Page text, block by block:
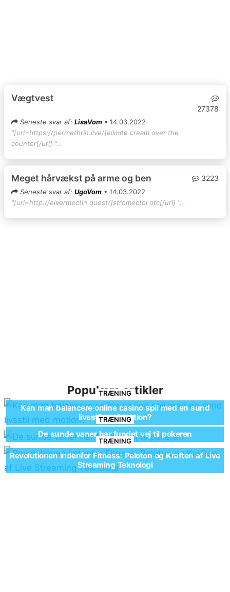
Vægtvest
27378
Seneste svar af: LisaVom • 14.03.2022
"[url=https://permethrin.live/]elimite cream over the
counter[/url] "…
Meget hårvækst på arme og ben 3223
Seneste svar af: UgoVom • 14.03.2022
"[url=http://eivermectin.quest/]stromectol otc[/url] "…
Populære artikler
TRÆNING
Kan man balancere online casino spil med en sund
livsstil med motion?
TRÆNING
De sunde vaner har fundet vej til pokeren
TRÆNING
Revolutionen indenfor Fitness: Peloton og Kraften af Live
Streaming Teknologi